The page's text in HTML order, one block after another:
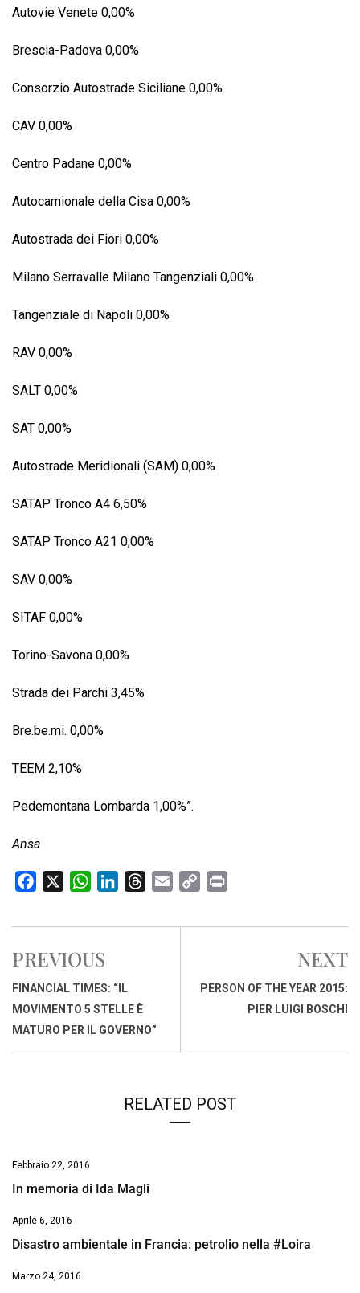
Autovie Venete 0,00%
Brescia-Padova 0,00%
Consorzio Autostrade Siciliane 0,00%
CAV 0,00%
Centro Padane 0,00%
Autocamionale della Cisa 0,00%
Autostrada dei Fiori 0,00%
Milano Serravalle Milano Tangenziali 0,00%
Tangenziale di Napoli 0,00%
RAV 0,00%
SALT 0,00%
SAT 0,00%
Autostrade Meridionali (SAM) 0,00%
SATAP Tronco A4 6,50%
SATAP Tronco A21 0,00%
SAV 0,00%
SITAF 0,00%
Torino-Savona 0,00%
Strada dei Parchi 3,45%
Bre.be.mi. 0,00%
TEEM 2,10%
Pedemontana Lombarda 1,00%”.
Ansa
c
b
o
o
k
W
a
s
A
p
p
n
d
n
r
a
p
i
i
PREVIOUS
FINANCIAL TIMES: “IL
MOVIMENTO 5 STELLE È
MATURO PER IL GOVERNO”
NEXT
PERSON OF THE YEAR 2015:
PIER LUIGI BOSCHI
RELATED POST
Febbraio 22, 2016
In memoria di Ida Magli
Aprile 6, 2016
Disastro ambientale in Francia: petrolio nella #Loira
Marzo 24, 2016